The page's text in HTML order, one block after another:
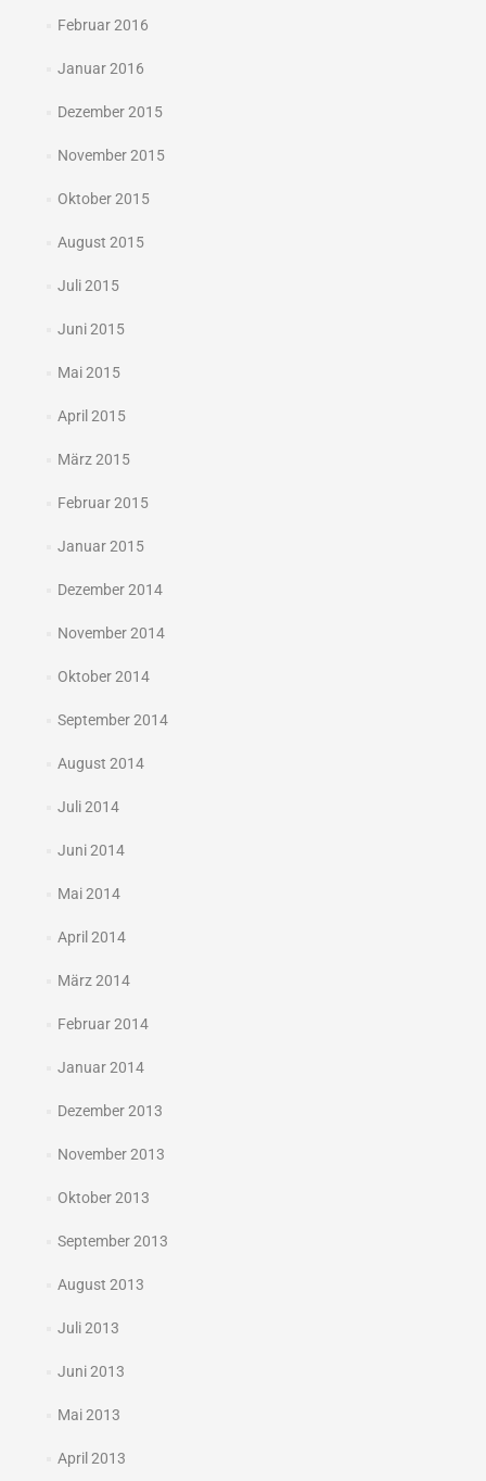
Februar 2016
Januar 2016
Dezember 2015
November 2015
Oktober 2015
August 2015
Juli 2015
Juni 2015
Mai 2015
April 2015
März 2015
Februar 2015
Januar 2015
Dezember 2014
November 2014
Oktober 2014
September 2014
August 2014
Juli 2014
Juni 2014
Mai 2014
April 2014
März 2014
Februar 2014
Januar 2014
Dezember 2013
November 2013
Oktober 2013
September 2013
August 2013
Juli 2013
Juni 2013
Mai 2013
April 2013